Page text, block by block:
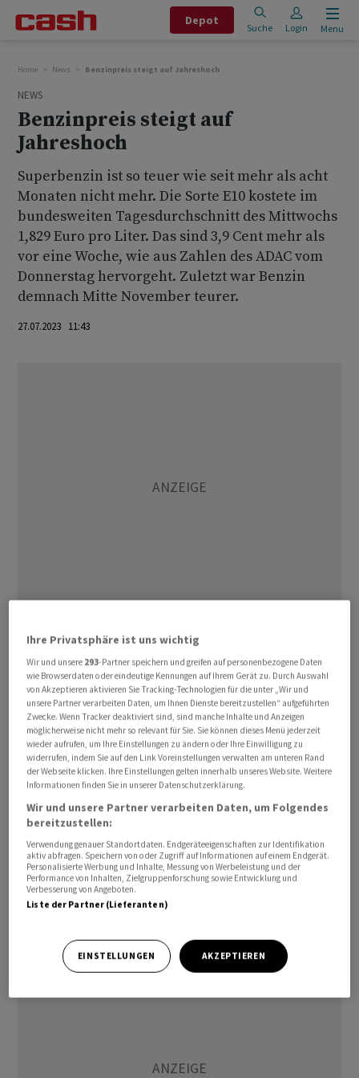
Depot
Suche Login Menu
Home News Benzinpreis steigt auf Jahreshoch
NEWS
Benzinpreis steigt auf
Jahreshoch
Superbenzin ist so teuer wie seit mehr als acht
Monaten nicht mehr. Die Sorte E10 kostete im
bundesweiten Tagesdurchschnitt des Mittwochs
1,829 Euro pro Liter. Das sind 3,9 Cent mehr als
vor eine Woche, wie aus Zahlen des ADAC vom
Donnerstag hervorgeht. Zuletzt war Benzin
demnach Mitte November teurer.
27.07.2023 11:43
Diesel kostete am Mittwoch 4,4 Cent mehr als eine
Woche zuvor. Mit 1,673 Euro pro Liter ist der Kraftstoff
aber noch mehr als 19 Cent von seinem bisherigen
Jahreshoch aus dem Januar entfernt. Der Dieselpreis
war Anfang des Jahres noch stark von den Verwerfungen
durch den Ukraine-Krieg betroffen und trotz deutlich
niedrigerer Steuern teurer als Benzin. Inzwischen hat
sich das Verhältnis der beiden Kraftstoffsorten wieder
Tage zuletzt vor allem auf den höheren Ölpreis zurück,
allerdings spiele insbesondere beim Benzin auch die
hohe Nachfrage durch den Ferienverkehr eine Rolle.
Grundsätzlich hält der Verkehrsclub die aktuellen
Ihre Privatsphäre ist uns wichtig
Wir und unsere 293-Partner speichern und greifen auf personenbezogene Daten
wie Browserdaten oder eindeutige Kennungen auf Ihrem Gerät zu. Durch Auswahl
von Akzeptieren aktivieren Sie Tracking-Technologien für die unter „Wir und
unsere Partner verarbeiten Daten, um Ihnen Dienste bereitzustellen“ aufgeführten
Zwecke. Wenn Tracker deaktiviert sind, sind manche Inhalte und Anzeigen
möglicherweise nicht mehr so relevant für Sie. Sie können dieses Menü jederzeit
wieder aufrufen, um Ihre Einstellungen zu ändern oder Ihre Einwilligung zu
widerrufen, indem Sie auf den Link Voreinstellungen verwalten am unteren Rand
der Webseite klicken. Ihre Einstellungen gelten innerhalb unseres Website. Weitere
Informationen finden Sie in unserer Datenschutzerklärung.
Wir und unsere Partner verarbeiten Daten, um Folgendes
bereitzustellen:
Verwendung genauer Standortdaten. Endgeräteeigenschaften zur Identifikation
aktiv abfragen. Speichern von oder Zugriff auf Informationen auf einem Endgerät.
Personalisierte Werbung und Inhalte, Messung von Werbeleistung und der
Performance von Inhalten, Zielgruppenforschung sowie Entwicklung und
Verbesserung von Angeboten.
Liste der Partner (Lieferanten)
EINSTELLUNGEN AKZEPTIEREN